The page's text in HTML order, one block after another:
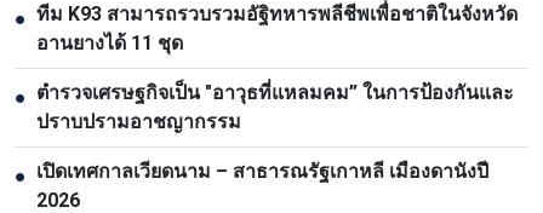
● ทีม K93 สามารถรวบรวมอัฐิทหารพลีชีพเพื่อชาติในจังหวัด
อานยางได้ 11 ชุด
● ตำรวจเศรษฐกิจเป็น "อาวุธที่แหลมคม” ในการป้องกันและ
ปราบปรามอาชญากรรม
● เปิดเทศกาลเวียดนาม – สาธารณรัฐเกาหลี เมืองดานังปี
2026